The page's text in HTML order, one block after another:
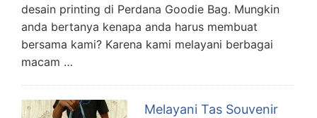
desain printing di Perdana Goodie Bag. Mungkin
anda bertanya kenapa anda harus membuat
bersama kami? Karena kami melayani berbagai
macam …
Melayani Tas Souvenir